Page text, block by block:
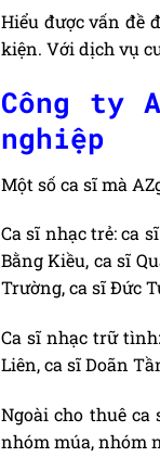
Hiểu được vấn đề
kiện. Với dịch vụ
Công ty
nghiệp
Một số ca sĩ mà
Ca sĩ nhạc trẻ: ca
Bằng Kiều, ca sĩ
Trường, ca sĩ Đức
Ca sĩ nhạc trữ
Liên, ca sĩ Doãn
Ngoài cho thuê ca
nhóm múa, nhóm